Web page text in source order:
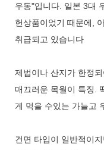
우동"입니다. 일본 3대
헌상품이었기 때문에,
취급되고 있습니다
제법이나 산지가 한정
매끄러운 목월이 특징.
게 먹을 수있는 가늘고
건면 타입이 일반적이